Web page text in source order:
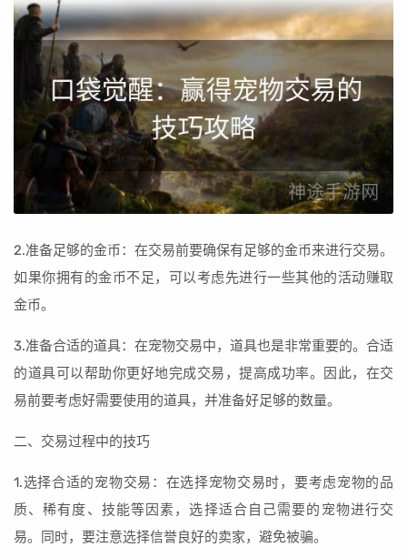
2.准备足够的金币：在交易前要确保有足够的金币来进行交易。
如果你拥有的金币不足，可以考虑先进行一些其他的活动赚取
金币。
3.准备合适的道具：在宠物交易中，道具也是非常重要的。合适
的道具可以帮助你更好地完成交易，提高成功率。因此，在交
易前要考虑好需要使用的道具，并准备好足够的数量。
二、交易过程中的技巧
1.选择合适的宠物交易：在选择宠物交易时，要考虑宠物的品
质、稀有度、技能等因素，选择适合自己需要的宠物进行交
易。同时，要注意选择信誉良好的卖家，避免被骗。